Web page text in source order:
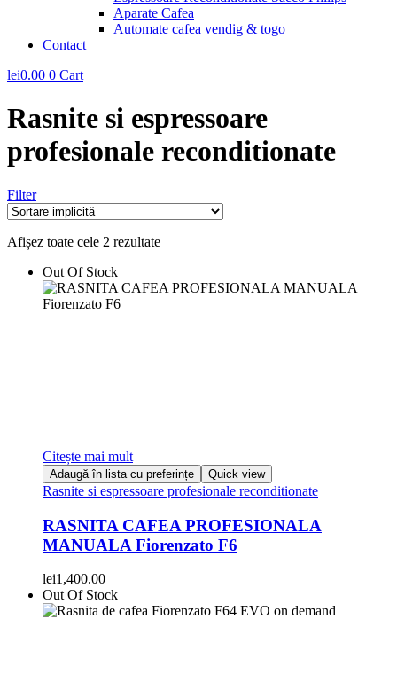
Aparate Cafea
Automate cafea vendig & togo
Contact
lei0.00 0 Cart
Rasnite si espressoare
profesionale reconditionate
Filter
Afișez toate cele 2 rezultate
Out Of Stock
Citește mai mult
Adaugă în lista cu preferințe Quick view
Rasnite si espressoare profesionale reconditionate
RASNITA CAFEA PROFESIONALA
MANUALA Fiorenzato F6
lei1,400.00
Out Of Stock